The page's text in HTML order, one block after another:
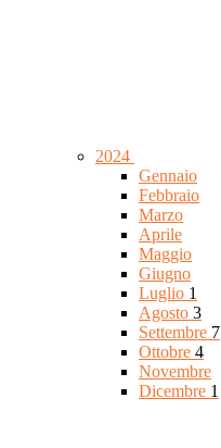
2024
Gennaio
Febbraio
Marzo
Aprile
Maggio
Giugno
Luglio 1
Agosto 3
Settembre 7
Ottobre 4
Novembre
Dicembre 1